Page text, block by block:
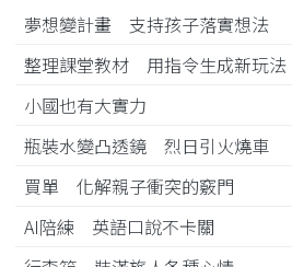
夢想變計畫 支持孩子落實想法
整理課堂教材 用指令生成新玩法
小國也有大實力
瓶裝水變凸透鏡 烈日引火燒車
買單 化解親子衝突的竅門
AI陪練 英語口說不卡關